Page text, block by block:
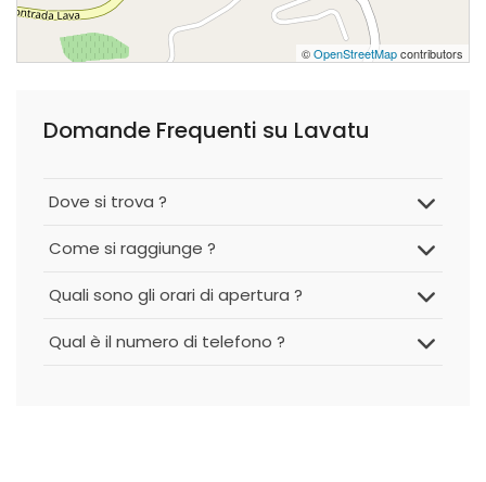
©OpenStreetMapcontributors
Domande Frequenti su Lavatu
Dove si trova ?
Come si raggiunge ?
Quali sono gli orari di apertura ?
Qual è il numero di telefono ?